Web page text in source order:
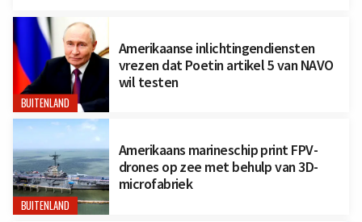
BUITENLAND
Amerikaanse inlichtingendiensten
vrezen dat Poetin artikel 5 van NAVO
wil testen
BUITENLAND
Amerikaans marineschip print FPV-
drones op zee met behulp van 3D-
microfabriek